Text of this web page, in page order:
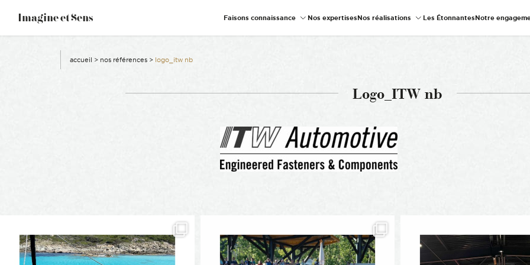
Imagine et Sens–
Événementiel
Communicants
Faisons connaissance Nos expertisesNos réalisations Les ÉtonnantesNotre
accueil > nos références > logo_itw nb
Logo_ITW nb